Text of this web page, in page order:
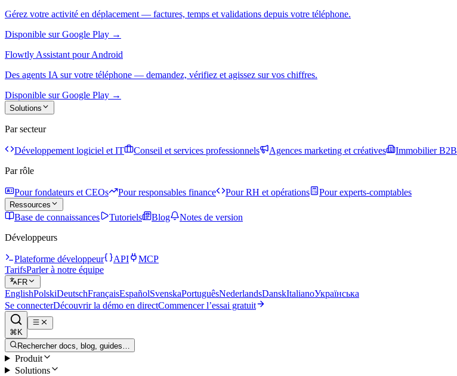
Gérez votre activité en déplacement — factures, temps et validations depuis votre téléphone.
Disponible sur Google Play →
Flowtly Assistant pour Android
Des agents IA sur votre téléphone — demandez, vérifiez et agissez sur vos chiffres.
Disponible sur Google Play →
Solutions
Par secteur
Développement logiciel et IT Conseil et services professionnels Agences marketing et créatives Immobilier B2B
Par rôle
Pour fondateurs et CEOs Pour responsables finance Pour RH et opérations Pour experts-comptables
Ressources
Base de connaissances Tutoriels Blog
Notes de version
Développeurs
Plateforme développeur API
MCP
TarifsParler à notre équipe
FR
EnglishPolskiDeutschFrançaisEspañolSvenskaPortuguêsNederlandsDanskItalianoУкраїнська
Se connecterDécouvrir la démo en directCommencer l’essai gratuit
⌘K
Rechercher docs, blog, guides…
Produit
Solutions